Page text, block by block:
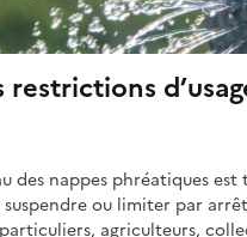
des nappes phréatiques est
ou limiter par
agriculteurs,